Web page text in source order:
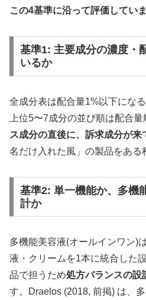
この4基準に沿って評価してい
基準1: 主要成分の濃度・
いるか
全成分表は配合量1%以下にな
上位5〜7成分の並び順は配合量
ス成分の直後に、訴求成分が来
名だけ入れた風」の製品をある
基準2: 単一機能か、多機
計か
多機能美容液(オールインワン)
液・クリームを1本に統合した
品で担うため処方バランスの設
す。Draelos (2018, 前掲) は、